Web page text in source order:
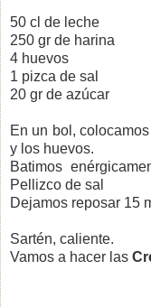
50 cl de leche
250 gr de harina
4 huevos
1 pizca de sal
20 gr de azúcar
En un bol,
y los huevos.
Batimos
Pellizco de sal
Dejamos reposar 15
Sartén, caliente.
Vamos a hacer las